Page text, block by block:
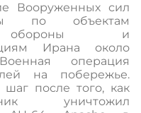
Вооруженных сил
по объектам
обороны и
Ирана около
операция
на побережье.
после того, как
уничтожил